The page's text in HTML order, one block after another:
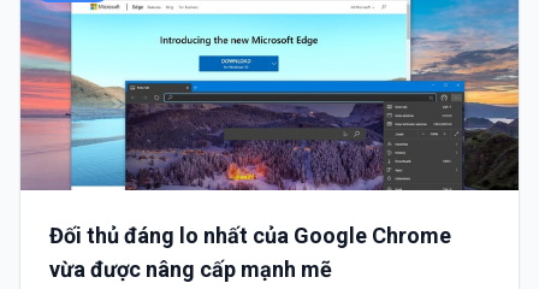
Đối thủ đáng lo nhất của Google Chrome
vừa được nâng cấp mạnh mẽ